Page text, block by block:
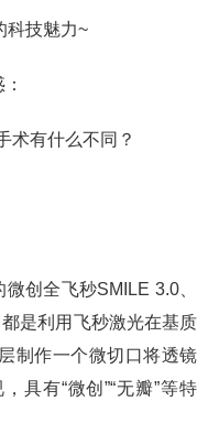
科技魅力~
术有什么不同？
创全飞秒SMILE 3.0、
是利用飞秒激光在基质
制作一个微切口将透镜
具有“微创”“无瓣”等特